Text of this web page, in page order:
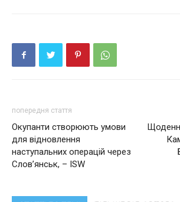
попередня стаття
Окупанти створюють умови
для відновлення
наступальних операцій через
Слов’янськ, – ISW